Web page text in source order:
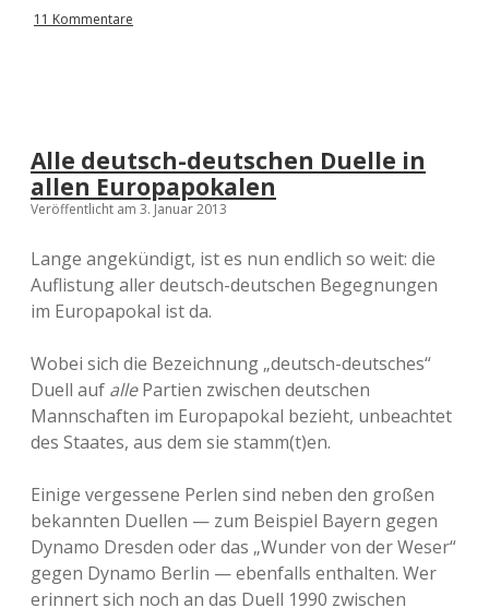
11 Kommentare
Alle deutsch-deutschen Duelle in
allen Europapokalen
Veröffentlicht am 3. Januar 2013
Lange angekündigt, ist es nun endlich so weit: die
Auflistung aller deutsch-deutschen Begegnungen
im Europapokal ist da.
Wobei sich die Bezeichnung „deutsch-deutsches“
Duell auf allePartien zwischen deutschen
Mannschaften im Europapokal bezieht, unbeachtet
des Staates, aus dem sie stamm(t)en.
Einige vergessene Perlen sind neben den großen
bekannten Duellen — zum Beispiel Bayern gegen
Dynamo Dresden oder das „Wunder von der Weser“
gegen Dynamo Berlin — ebenfalls enthalten. Wer
erinnert sich noch an das Duell 1990 zwischen